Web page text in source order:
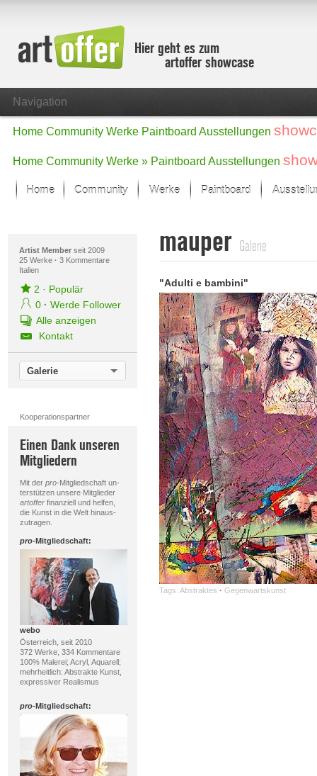
Hier geht es zum
artoffer showcase
Navigation
Home Community Werke Paintboard Ausstellungen
Home Community Werke » Paintboard Ausstellungen
Home Community Werke
Der letzte Monat im Fokus
Alle Fokus-Werke
Fokus-Werke
Neue Werke – Auswahl
Alle neuen Werke
Paintboard
Artist Memberseit 2009
25 Werke · 3 Kommentare
Italien
2 · Populär
0 · Werde Follower
Alle anzeigen
Kontakt
Galerie
Kooperationspartner
Einen Dank unseren
Mitgliedern
Mit der pro-Mitgliedschaft un-
terstützen unsere Mitglieder
artofferfinanziell und helfen,
die Kunst in die Welt hinaus-
zutragen.
pro-Mitgliedschaft:
webo
Österreich, seit 2010
372 Werke, 334 Kommentare
100% Malerei; Acryl, Aquarell;
mehrheitlich: Abstrakte Kunst,
expressiver Realismus
pro-Mitgliedschaft:
mauper Galerie
"Adulti e bambini"
Tags: Abstraktes · Gegenwartskunst